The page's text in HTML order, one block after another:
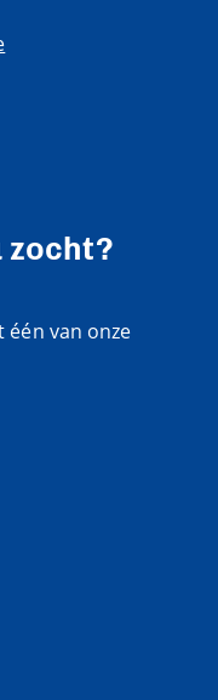
zocht?
van onze